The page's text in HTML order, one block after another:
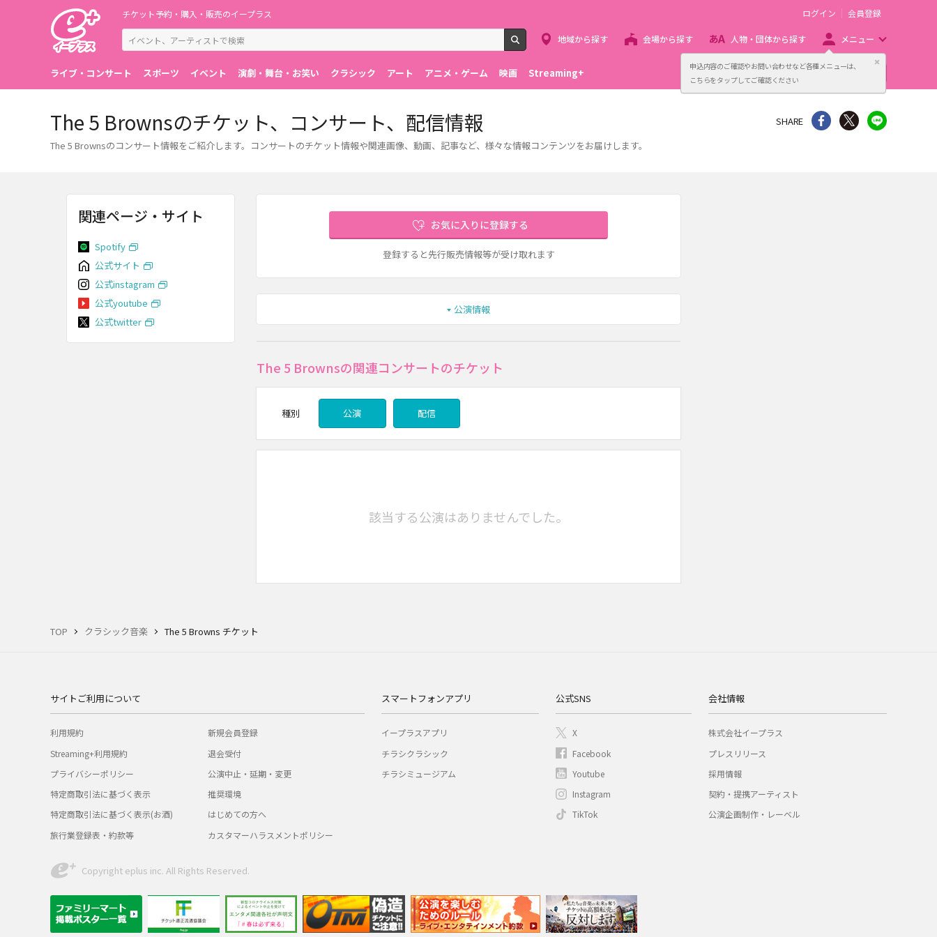
申込内容のご確認やお問い合わせなど各種メニューは、
こちらをタップしてご確認ください
閉じる
チケット予約・購入・販売のイープラス
検索
ログイン 会員登録
地域から探す 会場から探す 人物・団体から探す メニュー
ライブ・コンサート スポーツ イベント 演劇・舞台・お笑い クラシック アート アニメ・ゲーム 映画 Streaming+ 主催者向け販売サービス
TOP クラシック音楽 The 5 Browns チケット
The 5 Brownsのチケット、コンサート、配信情報
The 5 Brownsのコンサート情報をご紹介します。コンサートのチケット情報や関連画像、動画、記事など、様々な情報コンテンツをお届けします。
SHARE シェア Twitter
お気に入りに登録する
登録すると先行販売情報等が受け取れます
公演情報
The 5 Brownsの関連コンサートのチケット
種別 公演 配信
該当する公演はありませんでした。
関連ページ・サイト
Spotify
公式サイト
公式instagram
公式youtube
公式twitter
サイトご利用について
利用規約
Streaming+利用規約
プライバシーポリシー
特定商取引法に基づく表示
特定商取引法に基づく表示(お酒)
旅行業登録表・約款等
新規会員登録
退会受付
公演中止・延期・変更
推奨環境
はじめての方へ
カスタマーハラスメントポリシー
スマートフォンアプリ
イープラスアプリ
チラシクラシック
チラシミュージアム
公式SNS
X
Facebook
Youtube
Instagram
TikTok
会社情報
株式会社イープラス
プレスリリース
採用情報
契約・提携アーティスト
公演企画制作・レーベル
Copyright eplus inc. All Rights Reserved.